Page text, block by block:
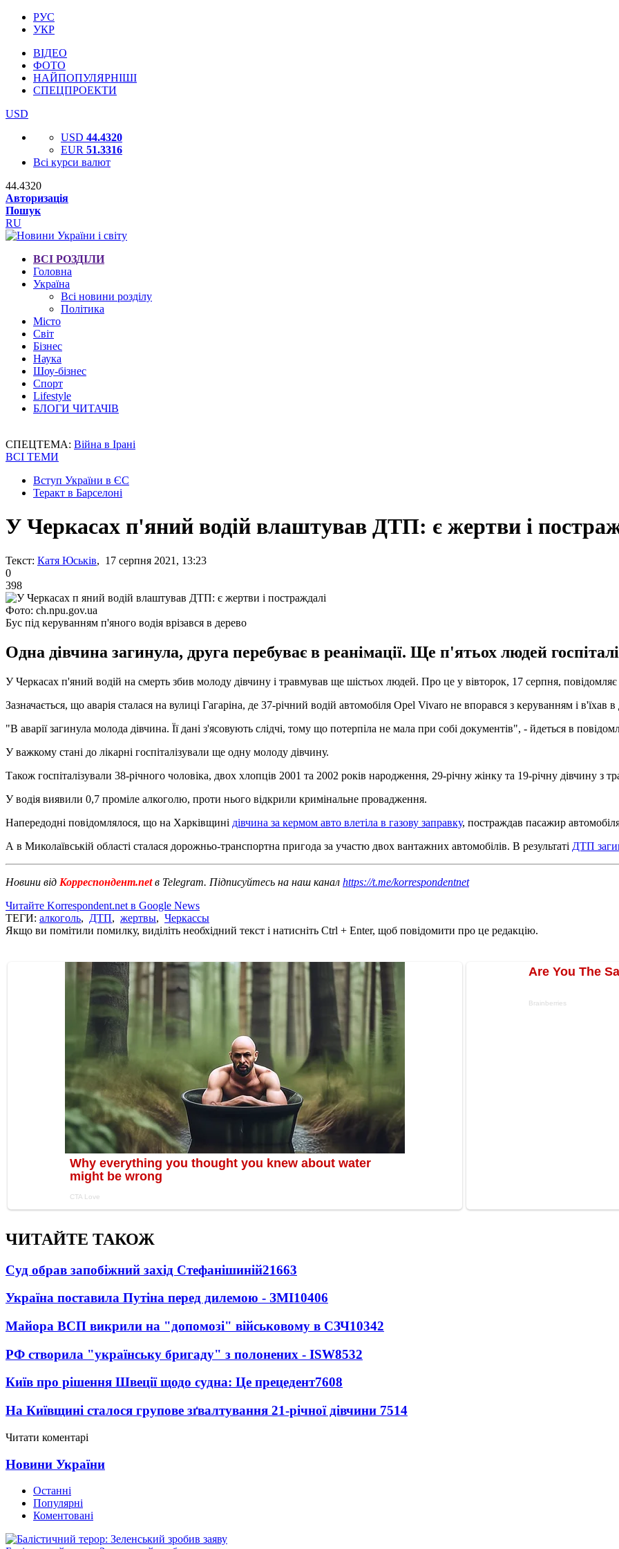
РУС
УКР
ВІДЕО
ФОТО
НАЙПОПУЛЯРНІШІ
СПЕЦПРОЕКТИ
USD
USD 44.4320
EUR 51.3316
Всі курси валют
44.4320
Авторизація
Пошук
RU
ВСІ РОЗДІЛИ
Головна
Україна
Всі новини розділу
Політика
Місто
Світ
Бізнес
Наука
Шоу-бізнес
Спорт
Lifestyle
БЛОГИ ЧИТАЧІВ
СПЕЦТЕМА: Війна в Ірані
ВСІ ТЕМИ
Вступ України в ЄС
Теракт в Барселоні
У Черкасах п'яний водій влаштував ДТП: є жертви і
Текст: Катя Юськів, 17 серпня 2021, 13:23
0
398
Фото: ch.npu.gov.ua
Бус під керуванням п'яного водія врізався в дерево
Одна дівчина загинула, друга перебуває в реанімації. Ще п'ятьох людей
У Черкасах п'яний водій на смерть збив молоду дівчину і травмував ще шістьох людей. Про це у вівторок, 17 серпня, повідомляє
Зазначається, що аварія сталася на вулиці Гагаріна, де 37-річний водій автомобіля Opel Vivaro не впорався з керуванням і в'їхав в
"В аварії загинула молода дівчина. Її дані з'ясовують слідчі, тому що потерпіла не мала при собі документів", - йдеться в
У важкому стані до лікарні госпіталізували ще одну молоду дівчину.
Також госпіталізували 38-річного чоловіка, двох хлопців 2001 та 2002 років народження, 29-річну жінку та 19-річну дівчину з
У водія виявили 0,7 проміле алкоголю, проти нього відкрили кримінальне провадження.
Напередодні повідомлялося, що на Харківщині дівчина за кермом авто влетіла в газову заправку, постраждав пасажир
А в Миколаївській області сталася дорожньо-транспортна пригода за участю двох вантажних автомобілів. В результаті ДТП
Новини від Корреспондент.netв Telegram. Підписуйтесь на наш канал https://t.me/korrespondentnet
Читайте Korrespondent.net в Google News
ТЕГИ: алкоголь, ДТП, жертвы, Черкассы
Якщо ви помітили помилку, виділіть необхідний текст і натисніть Ctrl + Enter, щоб повідомити про це редакцію.
ЧИТАЙТЕ ТАКОЖ
Суд обрав запобіжний захід Стефанішиній21663
Україна поставила Путіна перед дилемою - ЗМІ10406
Майора ВСП викрили на "допомозі" військовому в СЗЧ10342
РФ створила "українську бригаду" з полонених - ISW8532
Київ про рішення Швеції щодо судна: Це прецедент7608
На Київщині сталося групове зґвалтування 21-річної дівчини 7514
Читати коментарі
Новини України
Останні
Популярні
Коментовані